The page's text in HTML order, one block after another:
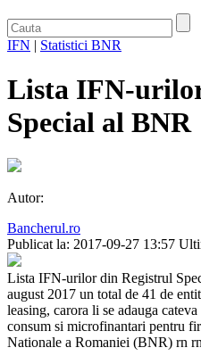
IFN | Statistici BNR
Lista IFN-
Special al BNR
Autor:
Bancherul.ro
Publicat la: 2017-09-27 13:57
Lista IFN-urilor din Registrul
august 2017 un total de 41 de
leasing, carora li se adauga
consum si microfinantari pentru
Nationale a Romaniei (BNR) rn